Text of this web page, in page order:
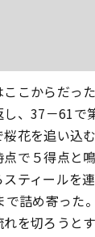
こからだっ
、37－61で
花を追い込
で５得点と
ティールを
で詰め寄った
を切ろうとす